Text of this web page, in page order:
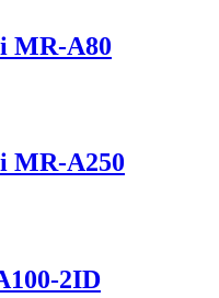
MR-A80
MR-A250
2ID